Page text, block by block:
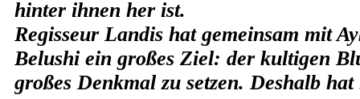
hinter ihnen her ist.
Regisseur Landis hat gemeinsam mit
Belushi ein großes Ziel: der kultigen
großes Denkmal zu setzen. Deshalb